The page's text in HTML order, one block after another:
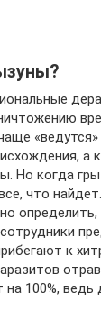
а
Но когда
что
к
100%, ведь